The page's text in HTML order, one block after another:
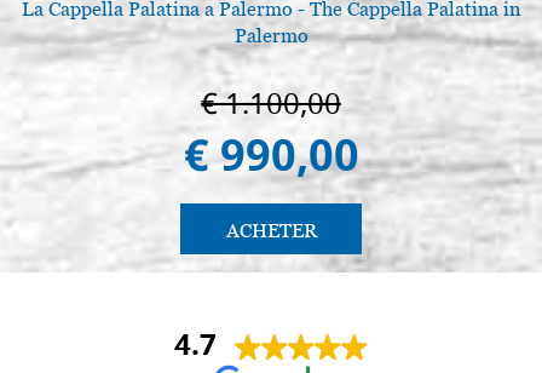
La Cappella Palatina a Palermo - The Cappella Palatina in
Palermo
€ 1.100,00
€ 990,00
ACHETER
4.7